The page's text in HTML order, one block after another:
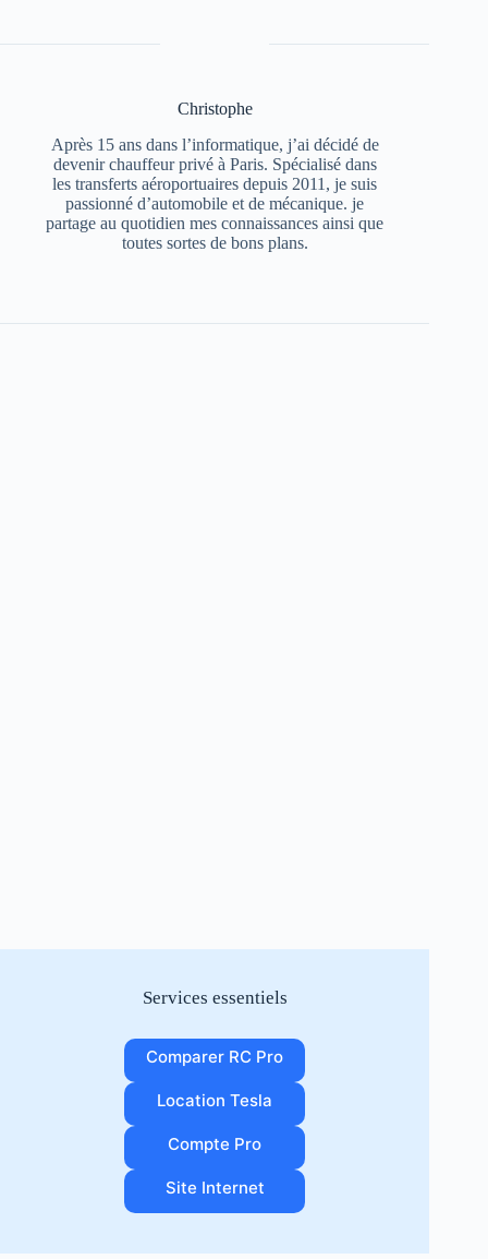
Christophe
Après 15 ans dans l’informatique, j’ai décidé de
devenir chauffeur privé à Paris. Spécialisé dans
les transferts aéroportuaires depuis 2011, je suis
passionné d’automobile et de mécanique. je
partage au quotidien mes connaissances ainsi que
toutes sortes de bons plans.
Services essentiels
Comparer RC Pro
Location Tesla
Compte Pro
Site Internet